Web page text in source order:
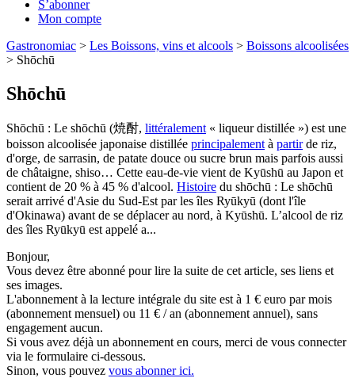
S’abonner
Mon compte
Gastronomiac > Les Boissons, vins et alcools > Boissons alcoolisées
> Shōchū
Shōchū
Shōchū : Le shōchū (焼酎, littéralement « liqueur distillée ») est une
boisson alcoolisée japonaise distillée principalement à partirde riz,
d'orge, de sarrasin, de patate douce ou sucre brun mais parfois aussi
de châtaigne, shiso… Cette eau-de-vie vient de Kyūshū au Japon et
contient de 20 % à 45 % d'alcool. Histoire du shōchū : Le shōchū
serait arrivé d'Asie du Sud-Est par les îles Ryūkyū (dont l'île
d'Okinawa) avant de se déplacer au nord, à Kyūshū. L’alcool de riz
des îles Ryūkyū est appelé a...
Bonjour,
Vous devez être abonné pour lire la suite de cet article, ses liens et
ses images.
L'abonnement à la lecture intégrale du site est à 1 € euro par mois
(abonnement mensuel) ou 11 € / an (abonnement annuel), sans
engagement aucun.
Si vous avez déjà un abonnement en cours, merci de vous connecter
via le formulaire ci-dessous.
Sinon, vous pouvez vous abonner ici.